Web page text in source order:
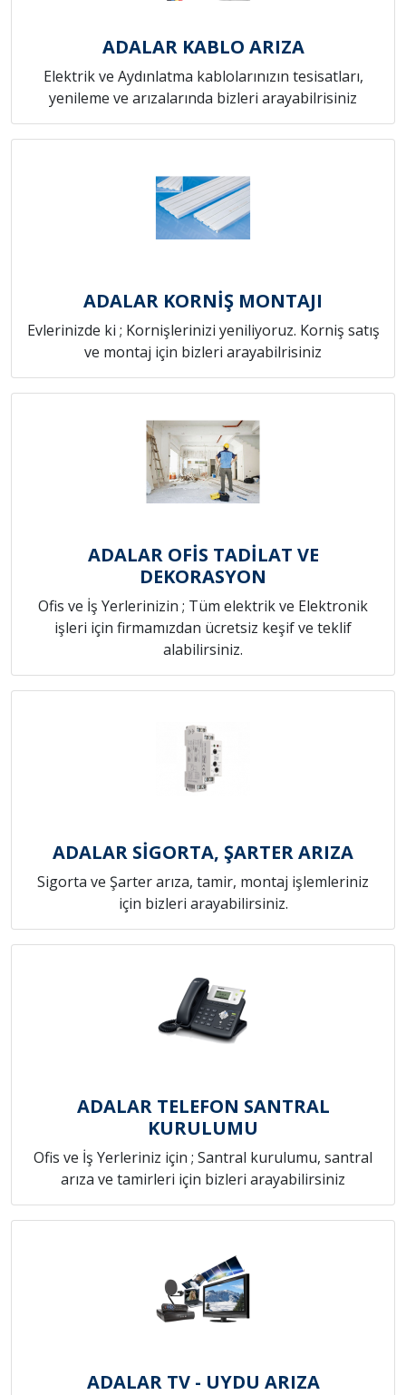
ADALAR KABLO ARIZA
Elektrik ve Aydınlatma kablolarınızın tesisatları,
yenileme ve arızalarında bizleri arayabilrisiniz
ADALAR KORNİŞ MONTAJI
Evlerinizde ki ; Kornişlerinizi yeniliyoruz. Korniş satış
ve montaj için bizleri arayabilrisiniz
ADALAR OFİS TADİLAT VE
DEKORASYON
Ofis ve İş Yerlerinizin ; Tüm elektrik ve Elektronik
işleri için firmamızdan ücretsiz keşif ve teklif
alabilirsiniz.
ADALAR SİGORTA, ŞARTER ARIZA
Sigorta ve Şarter arıza, tamir, montaj işlemleriniz
için bizleri arayabilirsiniz.
ADALAR TELEFON SANTRAL
KURULUMU
Ofis ve İş Yerleriniz için ; Santral kurulumu, santral
arıza ve tamirleri için bizleri arayabilirsiniz
ADALAR TV - UYDU ARIZA